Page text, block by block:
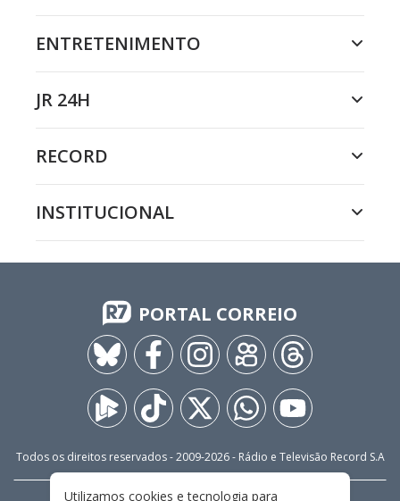
ENTRETENIMENTO
JR 24H
RECORD
INSTITUCIONAL
PORTAL CORREIO
Todos os direitos reservados - 2009-2026- Rádio e Televisão Record S.A
Utilizamos cookies e tecnologia para